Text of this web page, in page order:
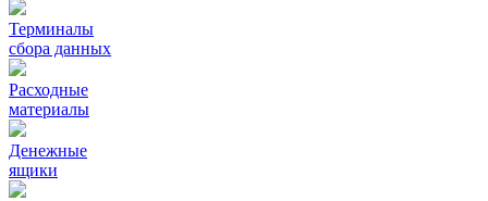
Терминалы
сбора данных
Расходные
материалы
Денежные
ящики